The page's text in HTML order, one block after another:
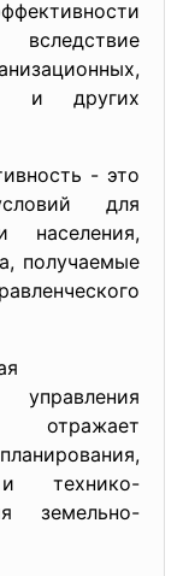
и других
- это
для
населения,
получаемые
отражает
и технико-
земельно-